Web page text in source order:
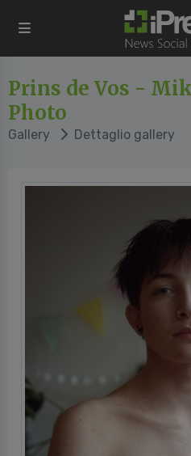
Prins de Vos -
Photo
Gallery Dettaglio gallery